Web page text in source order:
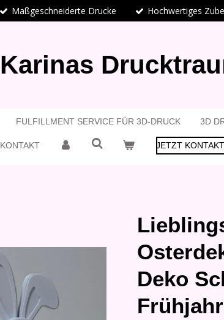
Maßgeschneiderte Drucke Hochwertiges
Karinas
FULFILLMENT SERVICE FÜR 3D-DRUCK 3D
KONTAKT JETZT
Deko